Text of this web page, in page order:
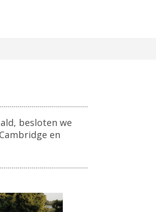
besloten we
en